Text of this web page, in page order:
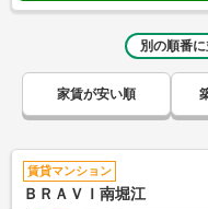
別の順番
家賃が安い順
賃貸マンション
ＢＲＡＶＩ南堀江